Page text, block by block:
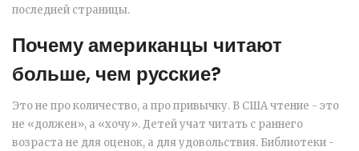
последней страницы.
Почему американцы читают
больше, чем русские?
Это не про количество, а про привычку. В США чтение - это
не «должен», а «хочу». Детей учат читать с раннего
возраста не для оценок, а для удовольствия. Библиотеки -